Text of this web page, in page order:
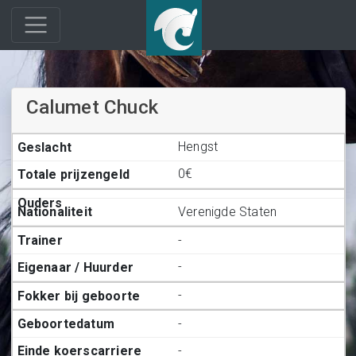
Calumet Chuck
Hengst
0€
Verenigde Staten
-
-
-
-
-